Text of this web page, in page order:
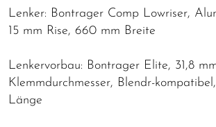
Lenker: Bontrager Comp Lowriser,
15 mm Rise, 660 mm Breite
Lenkervorbau: Bontrager Elite, 31,8
Klemmdurchmesser, Blendr-
Länge